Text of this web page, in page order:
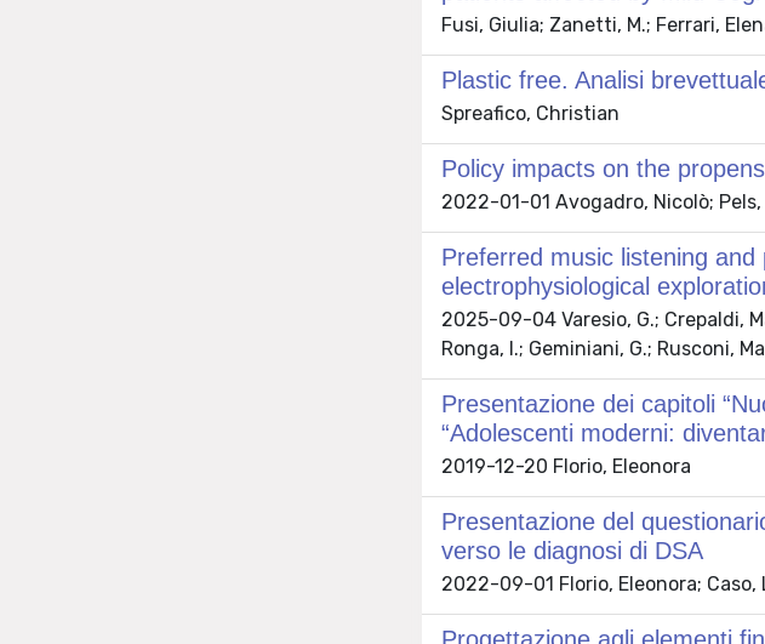
Fusi, Giulia; Zanetti, M.; Ferrari,
Plastic free. Analisi
Spreafico, Christian
Policy impacts on the
2022-01-01 Avogadro, Nicolò;
Preferred music listening
electrophysiological
2025-09-04 Varesio, G.; Crepaldi,
Ronga, I.; Geminiani, G.; Rusconi,
Presentazione dei capitoli
“Adolescenti moderni:
2019-12-20 Florio, Eleonora
Presentazione del
verso le diagnosi di DSA
2022-09-01 Florio, Eleonora;
Progettazione agli elementi